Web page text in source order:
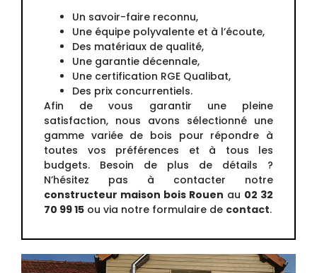
Un savoir-faire reconnu,
Une équipe polyvalente et à l’écoute,
Des matériaux de qualité,
Une garantie décennale,
Une certification RGE Qualibat,
Des prix concurrentiels.
Afin de vous garantir une pleine
satisfaction, nous avons sélectionné une
gamme variée de bois pour répondre à
toutes vos préférences et à tous les
budgets. Besoin de plus de détails ?
N’hésitez pas à contacter notre
constructeur maison bois Rouen au 02 32
70 99 15 ou via notre formulaire de contact.